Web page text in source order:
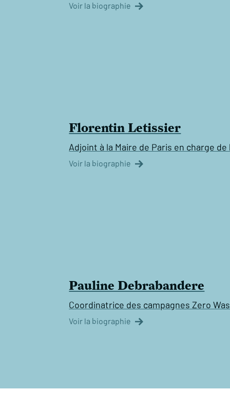
Voir la biographie
Florentin Letissier
Adjoint à la Maire de Paris en charge
Voir la biographie
Pauline Debrabandere
Coordinatrice des campagnes Zero
Voir la biographie